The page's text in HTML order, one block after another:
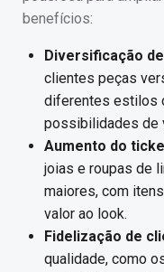
benefícios:
Diversificação
clientes peças
diferentes estilos
possibilidades de
Aumento do
joias e roupas de
maiores, com
valor ao look.
Fidelização de
qualidade, como